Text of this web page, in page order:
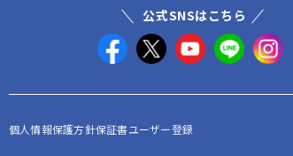
公式SNSはこちら
個人情報保護方針保証書ユーザー登録